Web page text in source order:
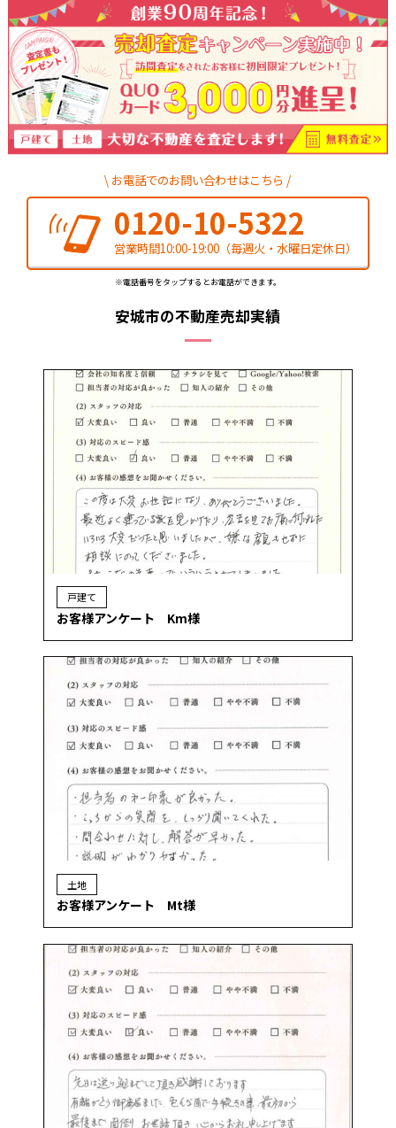
お電話でのお問い合わせはこちら
0120-10-5322
営業時間10:00-19:00 （毎週火・水曜日定休日）
※電話番号をタップするとお電話ができます。
安城市の不動産売却実績
戸建て
お客様アンケート Km様
土地
お客様アンケート Mt様